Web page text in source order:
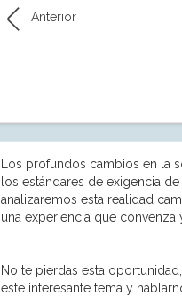
Anterior
Los profundos cambios en la
los estándares de exigencia
analizaremos esta realidad
una experiencia que convenza
No te pierdas esta oportunidad,
este interesante tema y